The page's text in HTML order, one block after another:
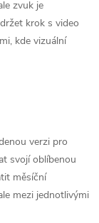
zvuk je
krok s video
kde vizuální
verzi pro
svojí oblíbenou
měsíční
mezi jednotlivými